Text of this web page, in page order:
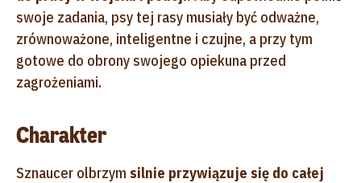
swoje zadania, psy tej rasy musiały być odważne,
zrównoważone, inteligentne i czujne, a przy tym
gotowe do obrony swojego opiekuna przed
zagrożeniami.
Charakter
Sznaucer olbrzym silnie przywiązuje się do całej